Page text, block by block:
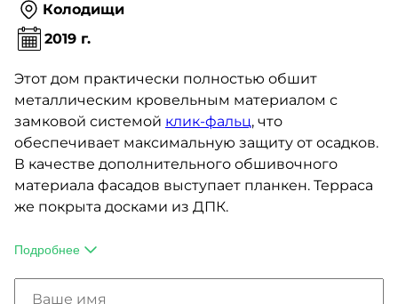
Колодищи
2019 г.
Этот дом практически полностью обшит
металлическим кровельным материалом с
замковой системой клик-фальц, что
обеспечивает максимальную защиту от осадков.
В качестве дополнительного обшивочного
материала фасадов выступает планкен. Терраса
же покрыта досками из ДПК.
только необходимые для комфорта спальни,
мастерскую и даже игровую. Есть тут и крытая
Подробнее